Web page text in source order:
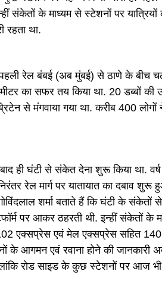
संकेतों के माध्यम से स्टेशनों पर
रहता था.
रेल बंबई (अब मुंबई) से ठाणे के बीच
का सफर तय किया था. 20 डब्बों की
से मंगवाया गया था. करीब 400
ही घंटी से संकेत देना शुरू किया था.
रेल मार्ग पर यातायात का दबाव शुरू
शर्मा बताते हैं कि घंटी के संकेतों
पर आकर ठहरती थी. इन्हीं संकेतों के
एक्सप्रेस एवं मेल एक्सप्रेस सहित
आगमन एवं रवाना होने की जानकारी
रोड साइड के कुछ स्टेशनों पर आज